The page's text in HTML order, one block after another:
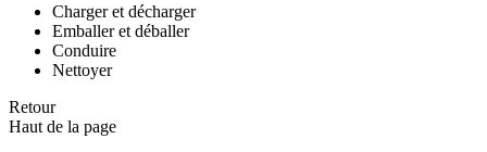
Charger et décharger
Emballer et déballer
Conduire
Nettoyer
Retour
Haut de la page